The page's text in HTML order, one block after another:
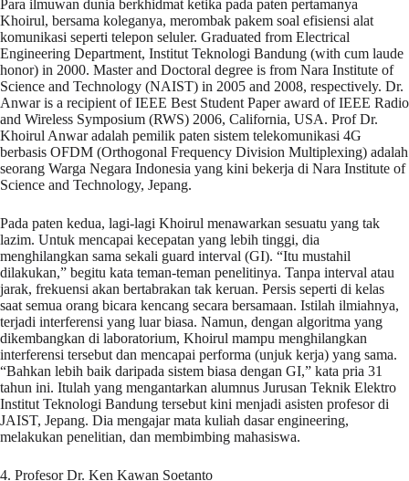
Para ilmuwan dunia berkhidmat ketika pada paten pertamanya
Khoirul, bersama koleganya, merombak pakem soal efisiensi alat
komunikasi seperti telepon seluler. Graduated from Electrical
Engineering Department, Institut Teknologi Bandung (with cum laude
honor) in 2000. Master and Doctoral degree is from Nara Institute of
Science and Technology (NAIST) in 2005 and 2008, respectively. Dr.
Anwar is a recipient of IEEE Best Student Paper award of IEEE Radio
and Wireless Symposium (RWS) 2006, California, USA. Prof Dr.
Khoirul Anwar adalah pemilik paten sistem telekomunikasi 4G
berbasis OFDM (Orthogonal Frequency Division Multiplexing) adalah
seorang Warga Negara Indonesia yang kini bekerja di Nara Institute of
Science and Technology, Jepang.
Pada paten kedua, lagi-lagi Khoirul menawarkan sesuatu yang tak
lazim. Untuk mencapai kecepatan yang lebih tinggi, dia
menghilangkan sama sekali guard interval (GI). “Itu mustahil
dilakukan,” begitu kata teman-teman penelitinya. Tanpa interval atau
jarak, frekuensi akan bertabrakan tak keruan. Persis seperti di kelas
saat semua orang bicara kencang secara bersamaan. Istilah ilmiahnya,
terjadi interferensi yang luar biasa. Namun, dengan algoritma yang
dikembangkan di laboratorium, Khoirul mampu menghilangkan
interferensi tersebut dan mencapai performa (unjuk kerja) yang sama.
“Bahkan lebih baik daripada sistem biasa dengan GI,” kata pria 31
tahun ini. Itulah yang mengantarkan alumnus Jurusan Teknik Elektro
Institut Teknologi Bandung tersebut kini menjadi asisten profesor di
JAIST, Jepang. Dia mengajar mata kuliah dasar engineering,
melakukan penelitian, dan membimbing mahasiswa.
4. Profesor Dr. Ken Kawan Soetanto